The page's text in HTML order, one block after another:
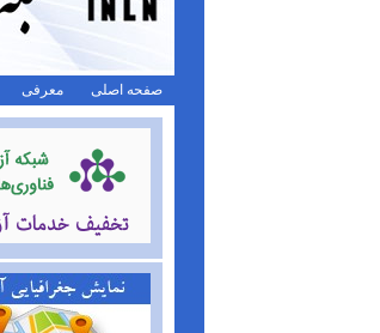
صفحه اصلی معرفی